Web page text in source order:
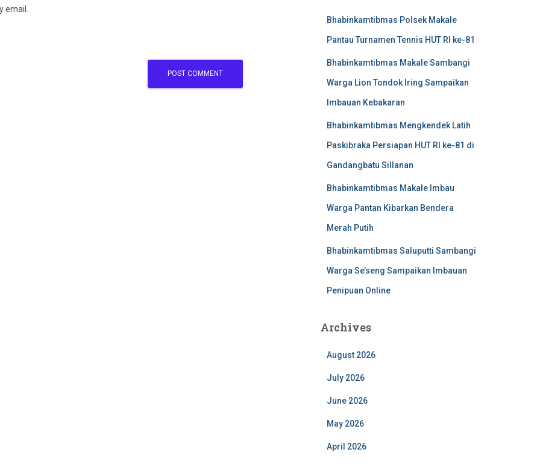
Bhabinkamtibmas Polsek Makale
Pantau Turnamen Tennis HUT RI ke-81
Bhabinkamtibmas Makale Sambangi
Warga Lion Tondok Iring Sampaikan
Imbauan Kebakaran
Bhabinkamtibmas Mengkendek Latih
Paskibraka Persiapan HUT RI ke-81 di
Gandangbatu Sillanan
Bhabinkamtibmas Makale Imbau
Warga Pantan Kibarkan Bendera
Merah Putih
Bhabinkamtibmas Saluputti Sambangi
Warga Se’seng Sampaikan Imbauan
Penipuan Online
Archives
August 2026
July 2026
June 2026
May 2026
April 2026